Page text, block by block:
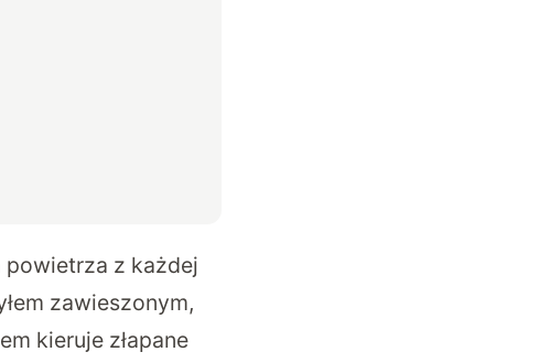
powietrza z każdej
zawieszonym,
kieruje złapane